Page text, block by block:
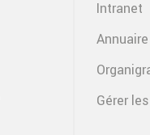
Intranet
Annuaire
Gérer